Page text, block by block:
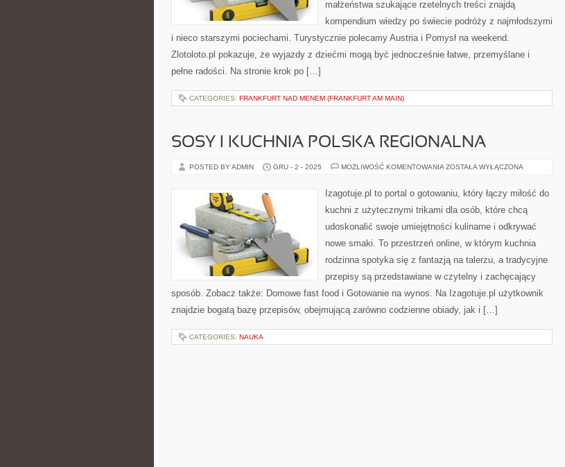
małżeństwa szukające rzetelnych treści znajdą
kompendium wiedzy po świecie podróży z najmłodszymi
i nieco starszymi pociechami. Turystycznie polecamy Austria i Pomysł na weekend.
Zlotoloto.pl pokazuje, że wyjazdy z dziećmi mogą być jednocześnie łatwe, przemyślane i
pełne radości. Na stronie krok po […]
CATEGORIES: FRANKFURT NAD MENEM (FRANKFURT AM MAIN)
SOSY I KUCHNIA POLSKA REGIONALNA
POSTED BY ADMIN GRU - 2 - 2025 MOŻLIWOŚĆ KOMENTOWANIA SOSY
POLSKA
REGIONALNA
ZOSTAŁA WYŁĄCZONA
Izagotuje.pl to portal o gotowaniu, który łączy miłość do
kuchni z użytecznymi trikami dla osób, które chcą
udoskonalić swoje umiejętności kulinarne i odkrywać
nowe smaki. To przestrzeń online, w którym kuchnia
rodzinna spotyka się z fantazją na talerzu, a tradycyjne
przepisy są przedstawiane w czytelny i zachęcający
sposób. Zobacz także: Domowe fast food i Gotowanie na wynos. Na Izagotuje.pl użytkownik
znajdzie bogatą bazę przepisów, obejmującą zarówno codzienne obiady, jak i […]
CATEGORIES: NAUKA